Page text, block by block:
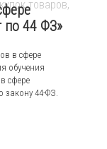
по 44 ФЗ»
в сфере
обучения
сфере
закону 44-ФЗ.